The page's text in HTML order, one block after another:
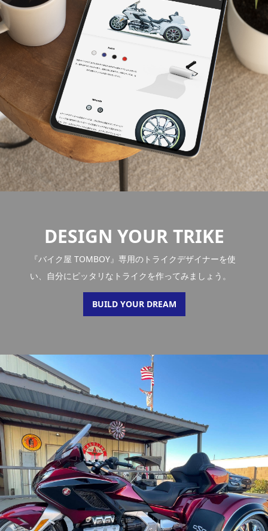
DESIGN YOUR TRIKE
『バイク屋 TOMBOY』専用のトライクデザイナーを使
い、自分にピッタリなトライクを作ってみましょう。
BUILD YOUR DREAM